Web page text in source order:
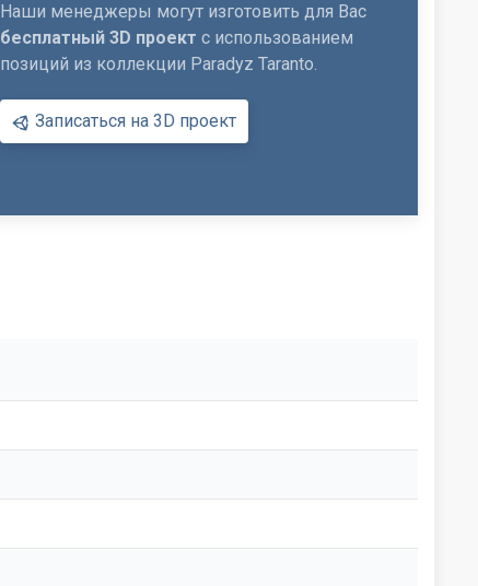
Наши менеджеры могут изготовить для Вас
бесплатный 3D проект с использованием
позиций из коллекции Paradyz Taranto.
Записаться на 3D проект